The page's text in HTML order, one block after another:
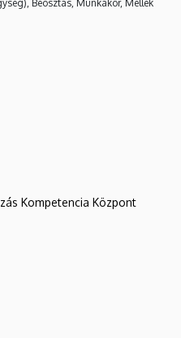
Beosztás, Munkakör, Mellék
Kompetencia Központ